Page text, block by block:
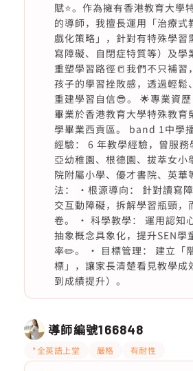
賦⭐️。作為擁有香港教育大學
的導師，我擅長運用「治療式
戲化策略」，針對有特殊學習
寫障礙、自閉症特質等）及學
重塑學習路徑📒我們不只補習
孩子的學習挫敗感，透過輕鬆
重建學習自信😎。 🌟專業資
畢業於香港教育大學特殊教育
學畢業西貢區。 band 1中學
經驗： 6 年教學經驗，曾服務
亞幼稚園、根德園、拔萃女小
院附屬小學、優才書院、英
法： ·根源導向： 針對讀寫
交互動障礙，拆解學習瓶頸，
卷。 · 科學教學： 運用認知
抽象概念具象化，提升SEN學
率✏️。 · 目標管理： 建立「
標」，讓家長清楚看見教學成
到成績提升）。
導師編號166848
*全英語上堂 嚴格 有耐性